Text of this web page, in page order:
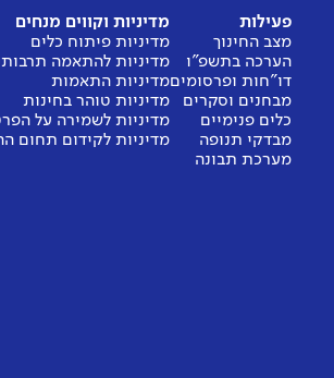
פעילות
מצב החינוך
הערכה בתשפ"ו
דו"חות ופרסומים
מבחנים וסקרים
כלים פנימיים
מבדקי תנופה
מערכת תבונה
מדיניות וקווים מנחים
מדיניות פיתוח כלים
מדיניות להתאמה
מדיניות התאמות
מדיניות טוהר בחינות
מדיניות לשמירה על
מדיניות לקידום תחום